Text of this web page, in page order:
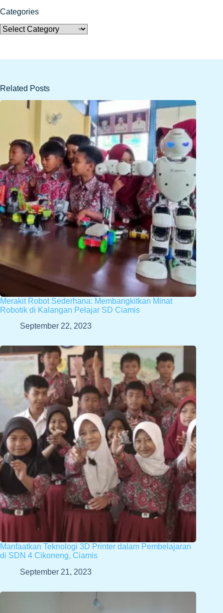
Categories
Categories
Related Posts
Merakit Robot Sederhana: Membangkitkan Minat
Robotik di Kalangan Pelajar SD Ciamis
September 22, 2023
Manfaatkan Teknologi 3D Printer dalam Pembelajaran
di SDN 4 Cikoneng, Ciamis
September 21, 2023